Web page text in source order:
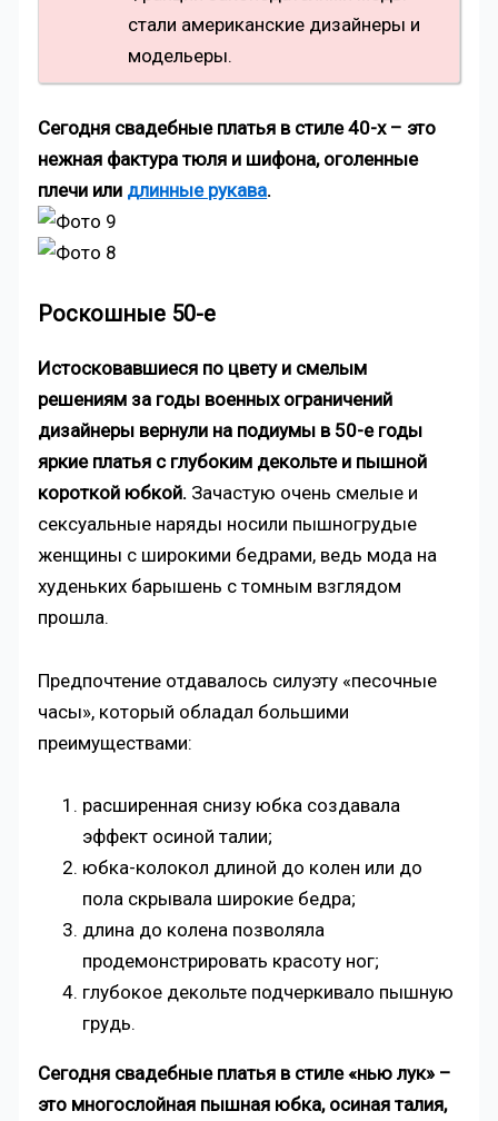
стали американские дизайнеры и
модельеры.
Сегодня свадебные платья в стиле 40-х – это
нежная фактура тюля и шифона, оголенные
плечи или длинные рукава.
Роскошные 50-е
Истосковавшиеся по цвету и смелым
решениям за годы военных ограничений
дизайнеры вернули на подиумы в 50-е годы
яркие платья с глубоким декольте и пышной
короткой юбкой. Зачастую очень смелые и
сексуальные наряды носили пышногрудые
женщины с широкими бедрами, ведь мода на
худеньких барышень с томным взглядом
прошла.
Предпочтение отдавалось силуэту «песочные
часы», который обладал большими
преимуществами:
расширенная снизу юбка создавала
эффект осиной талии;
юбка-колокол длиной до колен или до
пола скрывала широкие бедра;
длина до колена позволяла
продемонстрировать красоту ног;
глубокое декольте подчеркивало пышную
грудь.
Сегодня свадебные платья в стиле «нью лук» –
это многослойная пышная юбка, осиная талия,